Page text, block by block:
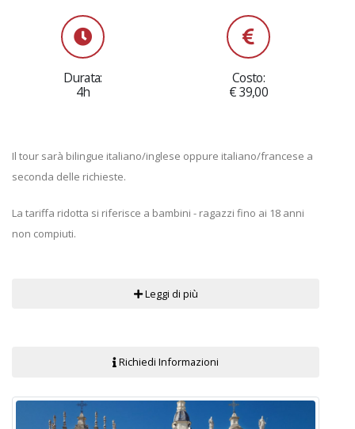
Durata:
4h
Costo:
€ 39,00
Il tour sarà bilingue italiano/inglese oppure italiano/francese a
seconda delle richieste.
La tariffa ridotta si riferisce a bambini - ragazzi fino ai 18 anni
non compiuti.
Leggi di più
Richiedi Informazioni